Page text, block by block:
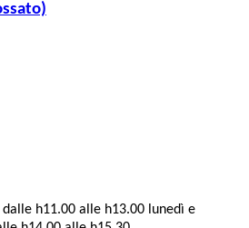
h11.00 alle h13.00 lunedì e